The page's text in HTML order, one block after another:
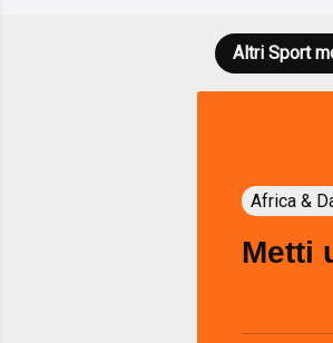
Altri Sport
Africa &
Metti